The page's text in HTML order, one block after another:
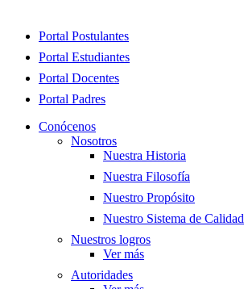
Close
Portal Postulantes
Portal Estudiantes
Portal Docentes
Portal Padres
Conócenos
Nosotros
Nuestra Historia
Nuestra Filosofía
Nuestro Propósito
Nuestro Sistema de Calidad
Nuestros logros
Ver más
Autoridades